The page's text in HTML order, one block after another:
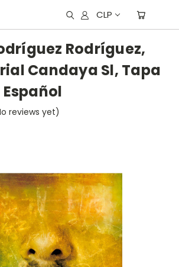
CLP
Rodríguez,
Candaya Sl, Tapa
reviews yet)